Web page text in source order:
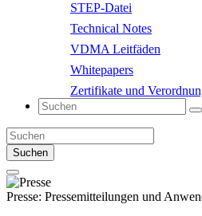
STEP-Datei
Technical Notes
VDMA Leitfäden
Whitepapers
Zertifikate und
Suchen
Presse: Pressemitteilungen und